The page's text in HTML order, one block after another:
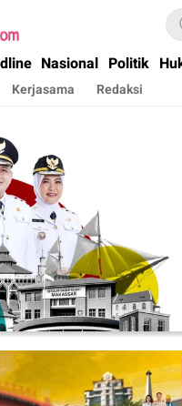
Setiap Hari
Nasional Politik
Kerjasama Redaksi